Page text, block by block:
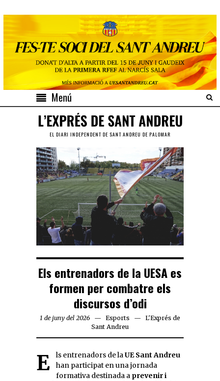
Menú
EL DIARI INDEPENDENT DE SANT ANDREU DE PALOMAR
Els entrenadors de la UESA es
formen per combatre els
discursos d’odi
1 de juny del 2026 Esports
L'Exprés de
Sant Andreu
Els entrenadors de laUE Sant Andreu
han participat en una jornada
formativa destinada a prevenir i